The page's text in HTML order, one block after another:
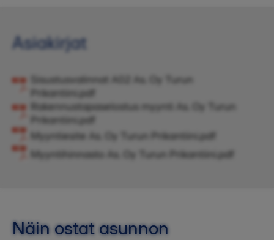
Asiakirjat
Sisustusvalinnat A02 As. Oy Turun
Prikantiini.pdf
Rakennustapaselostus myynti As. Oy Turun
Prikantiini.pdf
Myyntiesite As. Oy Turun Prikantiini.pdf
Myyntihinnasto As. Oy Turun Prikantiini.pdf
Näin ostat asunnon